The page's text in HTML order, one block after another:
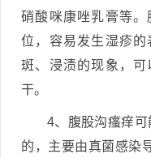
硝酸咪康唑乳膏等
位，容易发生湿疹
斑、浸渍的现象，
干。
4、腹股沟瘙痒可
的，主要由真菌感染